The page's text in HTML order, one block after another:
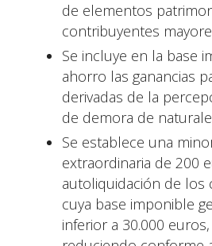
de elementos
contribuyentes
Se incluye en la base
ahorro las ganancias
derivadas de la
de demora de
Se establece una
extraordinaria de 200
autoliquidación de los
cuya base imponible
inferior a 30.000